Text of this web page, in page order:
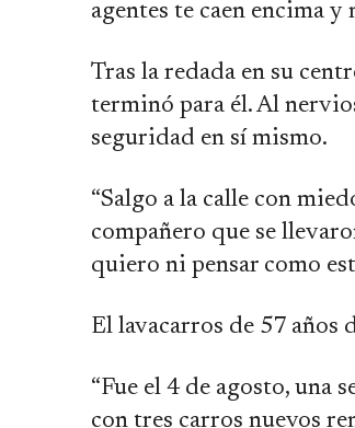
agentes te caen encima y
Tras la redada en su
terminó para él. Al
seguridad en sí mismo.
“Salgo a la calle con
compañero que se
quiero ni pensar como
El lavacarros de 57 años
“Fue el 4 de agosto, una
con tres carros nuevos